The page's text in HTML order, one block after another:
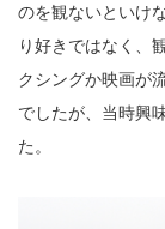
のを観ないといけ
り好きではなく、
クシングか映画が
でしたが、当時興
た。